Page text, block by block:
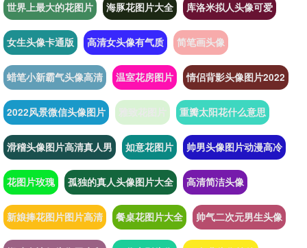
世界上最大的花图片 海豚花图片大全 库洛米拟人头像可爱
女生头像卡通版 高清女头像有气质 简笔画头像
蜡笔小新霸气头像高清 温室花房图片 情侣背影头像图片2022
2022风景微信头像图片 重瓣太阳花什么意思
滑稽头像图片高清真人男 如意花图片 帅男头像图片动漫高冷
花图片玫瑰 孤独的真人头像图片大全 高清简洁头像
新娘捧花图片图片高清 餐桌花图片大全 帅气二次元男生头像